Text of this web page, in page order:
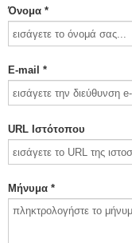
Όνομα *
E-mail *
URL Ιστότοπου
Μήνυμα *